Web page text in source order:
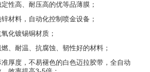
性高、耐压高的优等品薄膜；
材料，自动化控制喷金设备；
化镀锡铜材质；
、耐温、抗腐蚀、韧性好的材料；
厚度，不易褪色的白色迈拉胶带，全自动